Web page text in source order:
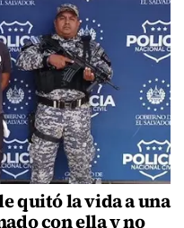
quitó la vida a una
con ella y no